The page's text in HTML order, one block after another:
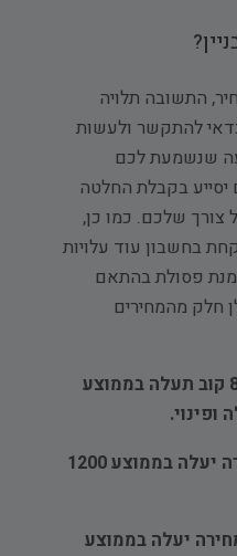
התשובה תלויה
להתקשר ולעשות
שנשמעת לכם
בקבלת החלטה
שלכם. כמו כן,
בחשבון עוד עלויות
פסולת בהתאם
חלק מהמחירים
של מכולה בגודל 8 קוב תעלה בממוצע
מכולה בגודל 10 קוב מחירה יעלה בממוצע 1200
14 קוב מחירה יעלה בממוצע